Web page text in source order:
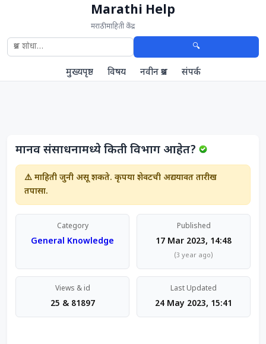
Marathi Help
मराठी माहिती केंद्र
🔍
मुख्यपृष्ठ विषय नवीन प्रश्न संपर्क
मानव संसाधनामध्ये किती विभाग आहेत?
⚠️ माहिती जुनी असू शकते. कृपया शेवटची अद्ययावत तारीख
तपासा.
Category
General Knowledge
Published
17 Mar 2023, 14:48
(3 year ago)
Views & id
25 & 81897
Last Updated
24 May 2023, 15:41